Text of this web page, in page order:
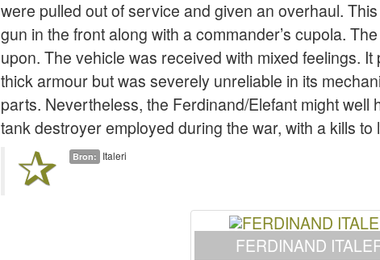
were pulled out of service and given an overhaul.
gun in the front along with a commander’s cupola.
upon. The vehicle was received with mixed feelings.
thick armour but was severely unreliable in its
parts. Nevertheless, the Ferdinand/Elefant might well
tank destroyer employed during the war, with a kills
Bron: Italeri
FERDINAND